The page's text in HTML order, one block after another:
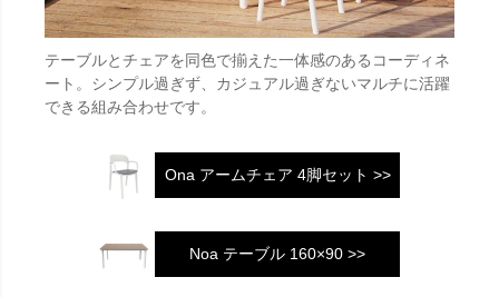
テーブルとチェアを同色で揃えた一体感のあるコーディネ
ート。シンプル過ぎず、カジュアル過ぎないマルチに活躍
できる組み合わせです。
Ona アームチェア 4脚セット >>
Noa テーブル 160×90 >>